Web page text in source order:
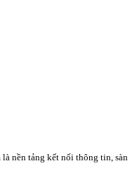
nền tảng kết nối thông tin, sàn